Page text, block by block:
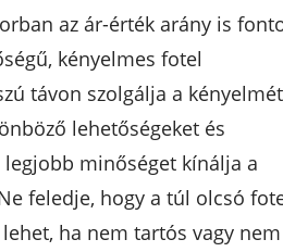
az ár-érték arány is
kényelmes fotel
távon szolgálja a
lehetőségeket és
legjobb minőséget kínálja a
feledje, hogy a túl olcsó
ha nem tartós vagy nem